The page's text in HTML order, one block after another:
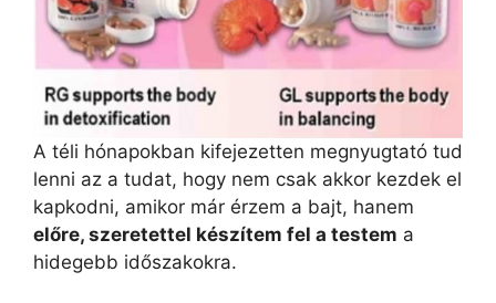
A téli hónapokban kifejezetten megnyugtató tud
lenni az a tudat, hogy nem csak akkor kezdek el
kapkodni, amikor már érzem a bajt, hanem
előre, szeretettel készítem fel a testem a
hidegebb időszakokra.